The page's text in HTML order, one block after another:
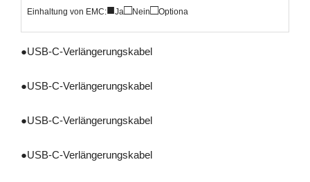
Einhaltung von EMC:■Ja□Nein□Optiona
●USB-C-Verlängerungskabel
●USB-C-Verlängerungskabel
●USB-C-Verlängerungskabel
●USB-C-Verlängerungskabel